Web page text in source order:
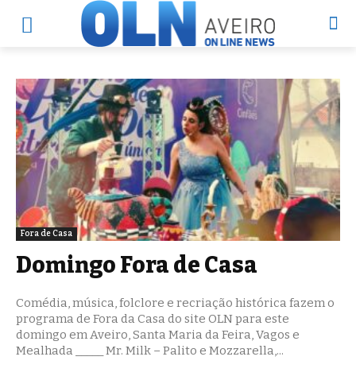
Fora de Casa
Domingo Fora de Casa
Comédia, música, folclore e recriação histórica fazem o
programa de Fora da Casa do site OLN para este
domingo em Aveiro, Santa Maria da Feira, Vagos e
Mealhada _____ Mr. Milk – Palito e Mozzarella,...